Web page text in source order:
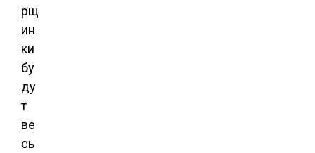
рщ
ин
ки
бу
ду
т
ве
сь